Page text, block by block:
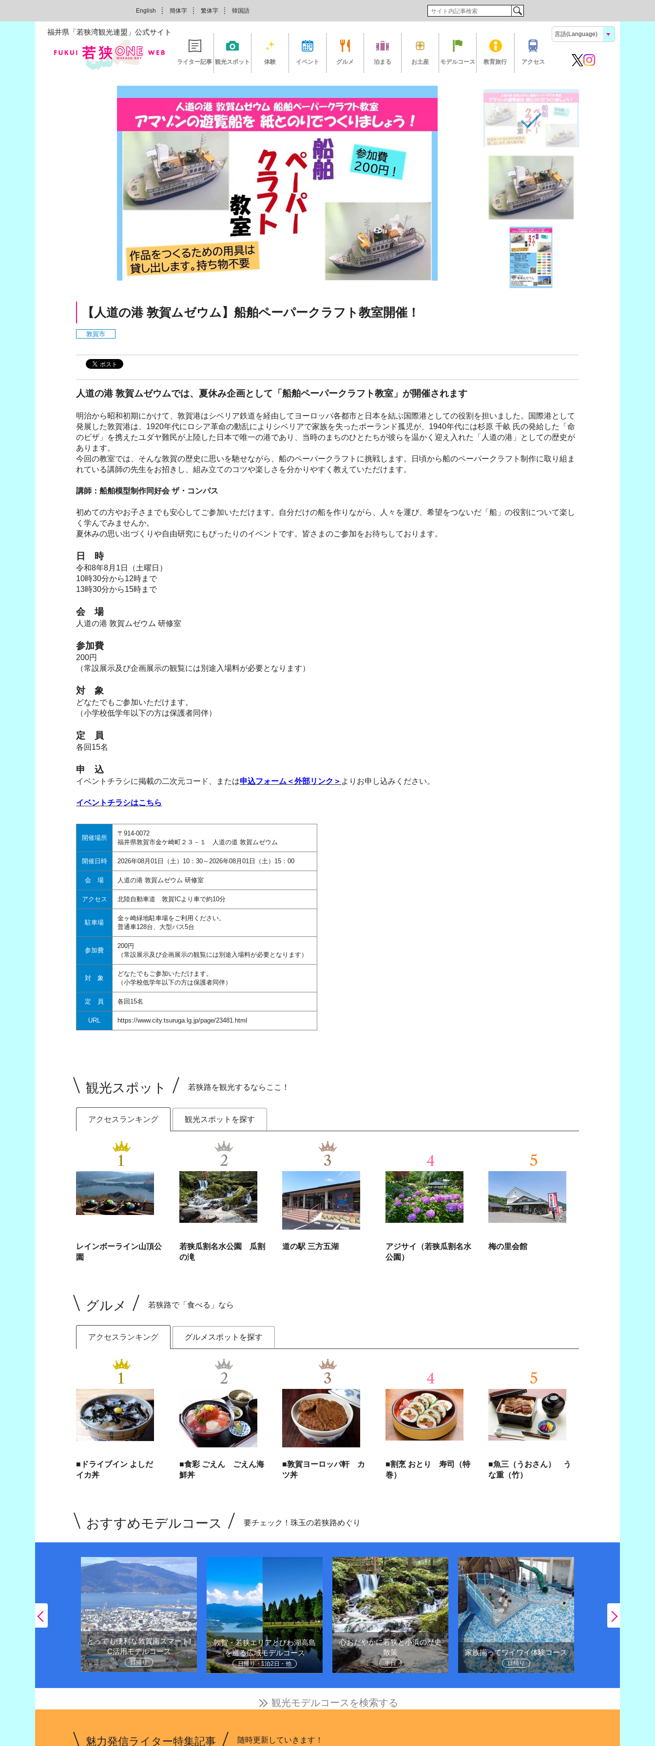
English 簡体字 繁体字 韓国語
福井県「若狭湾観光連盟」公式サイト
ライター記事 観光スポット 体験 イベント グルメ 泊まる お土産 モデルコース 教育旅行 アクセス
【人道の港 敦賀ムゼウム】船舶ペーパークラフト教室開催！
敦賀市
人道の港 敦賀ムゼウムでは、夏休み企画として「船舶ペーパークラフト教室」が開催されます
明治から昭和初期にかけて、敦賀港はシベリア鉄道を経由してヨーロッパ各都市と日本を結ぶ国際港としての役割を担いました。国際港として
発展した敦賀港は、1920年代にロシア革命の動乱によりシベリアで家族を失ったポーランド孤児が、1940年代には杉原 千畝 氏の発給した「命
のビザ」を携えたユダヤ難民が上陸した日本で唯一の港であり、当時のまちのひとたちが彼らを温かく迎え入れた「人道の港」としての歴史が
あります。
今回の教室では、そんな敦賀の歴史に思いを馳せながら、船のペーパークラフトに挑戦します。日頃から船のペーパークラフト制作に取り組ま
れている講師の先生をお招きし、組み立てのコツや楽しさを分かりやすく教えていただけます。
講師：船舶模型制作同好会 ザ・コンパス
初めての方やお子さまでも安心してご参加いただけます。自分だけの船を作りながら、人々を運び、希望をつないだ「船」の役割について楽し
く学んでみませんか。
夏休みの思い出づくりや自由研究にもぴったりのイベントです。皆さまのご参加をお待ちしております。
日 時
令和8年8月1日（土曜日）
10時30分から12時まで
13時30分から15時まで
会 場
人道の港 敦賀ムゼウム 研修室
参加費
200円
（常設展示及び企画展示の観覧には別途入場料が必要となります）
対 象
どなたでもご参加いただけます。
（小学校低学年以下の方は保護者同伴）
定 員
各回15名
申 込
イベントチラシに掲載の二次元コード、または申込フォーム＜外部リンク＞ よりお申し込みください。
イベントチラシはこちら
開催場所
〒914-0072
福井県敦賀市金ケ崎町２３－１ 人道の道 敦賀ムゼウム
開催日時 2026年08月01日（土）10：30～2026年08月01日（土）15：00
会 場 人道の港 敦賀ムゼウム 研修室
アクセス 北陸自動車道 敦賀ICより車で約10分
駐車場
金ヶ崎緑地駐車場をご利用ください。
普通車128台、大型バス5台
参加費
200円
（常設展示及び企画展示の観覧には別途入場料が必要となります）
対 象
どなたでもご参加いただけます。
（小学校低学年以下の方は保護者同伴）
定 員 各回15名
URL https://www.city.tsuruga.lg.jp/page/23481.html
観光スポット 若狭路を観光するならここ！
アクセスランキング 観光スポットを探す
1
レインボーライン山頂公
園
2
若狭瓜割名水公園 瓜割
の滝
3
道の駅 三方五湖
4
アジサイ（若狭瓜割名水
公園）
5
梅の里会館
グルメ 若狭路で「食べる」なら
アクセスランキング グルメスポットを探す
1
■ドライブイン よしだ
イカ丼
2
■食彩 ごえん ごえん海
鮮丼
3
■敦賀ヨーロッパ軒 カ
ツ丼
4
■割烹 おとり 寿司（特
巻）
5
■魚三（うおさん） う
な重（竹）
おすすめモデルコース 要チェック！珠玉の若狭路めぐり
とっても便利な敦賀南スマートI
C活用モデルコース
日帰り
敦賀・若狭エリアとびわ湖高島
を巡る広域モデルコース
日帰り・1泊2日・他
心おだやかに若狭と小浜の歴史
散策
半日
家族揃ってワイワイ体験コース
日帰り
観光モデルコースを検索する
魅力発信ライター特集記事 随時更新していきます！